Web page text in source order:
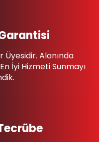
Üyesidir. Alanında
İyi Hizmeti Sunmayı